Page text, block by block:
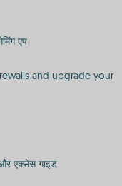
एप
and upgrade your
एक्सेस गाइड